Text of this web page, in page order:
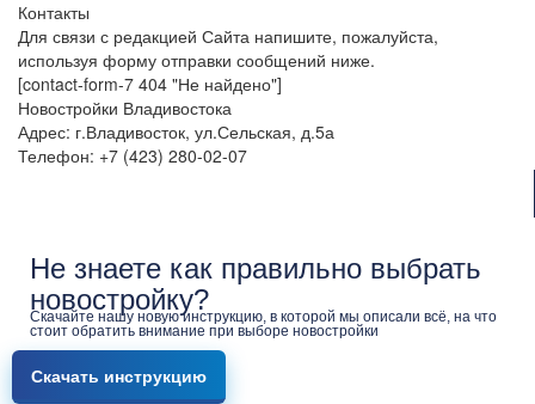
Контакты
Для связи с редакцией Сайта напишите, пожалуйста,
используя форму отправки сообщений ниже.
[contact-form-7 404 "Не найдено"]
Новостройки Владивостока
Адрес: г.Владивосток, ул.Сельская, д.5а
Телефон: +7 (423) 280-02-07
Не знаете как правильно выбрать
новостройку?
Скачайте нашу новую инструкцию, в которой мы описали всё, на что
стоит обратить внимание при выборе новостройки
Скачать инструкцию